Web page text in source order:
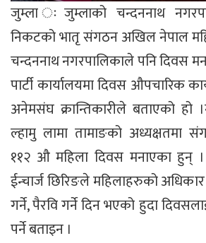
जुम्ला ःजुम्लाको चन्दननाथ
निकटको भातृ संगठन अखिल नेपाल
चन्दननाथ नगरपालिकाले पनि दिवस
पार्टी कार्यालयमा दिवस औपचारिक
अनेमसंघ क्रान्तिकारीले बताएको हो
ल्हामु लामा तामाङको अध्यक्षतमा
११२ औ महिला दिवस मनाएका हुन्
ईन्चार्ज छिरिङले महिलाहरुको अधिकार
गर्ने, पैरवि गर्ने दिन भएको हुदा
पर्ने बताइन ।